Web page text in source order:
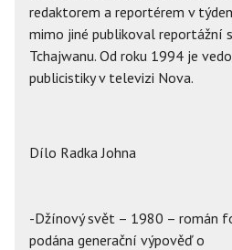
redaktorem a reportérem v
mimo jiné publikoval reportážní
Tchajwanu. Od roku 1994 je
publicistiky v televizi Nova.
Dílo Radka Johna
-Džínový svět – 1980 – román
podána generační výpověď o